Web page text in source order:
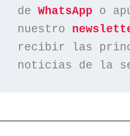
de WhatsApp o
nuestro
recibir las
noticias de la